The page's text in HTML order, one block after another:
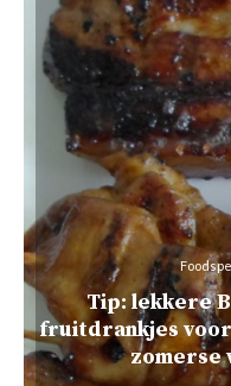
Tip: lekkere
fruitdrankjes voor
zomerse